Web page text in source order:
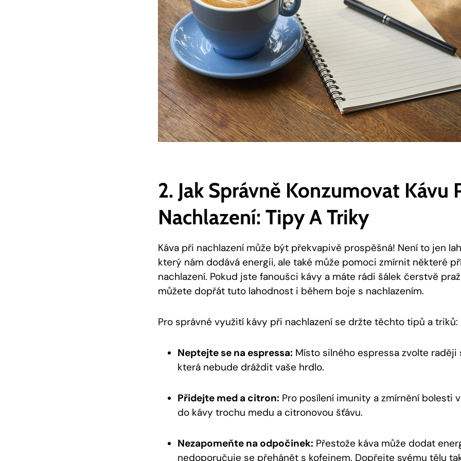
2. Jak Správně Konzumovat Kávu
Nachlazení: Tipy A Triky
Káva při nachlazení může být překvapivě prospěšná! Není to jen
který nám dodává energii, ale také může pomoci zmírnit některé
nachlazení. Pokud jste fanoušci kávy a máte rádi šálek čerstvě
můžete dopřát tuto lahodnost i během boje s nachlazením.
Pro správné využití kávy při nachlazení se držte těchto tipů a triků:
Neptejte se na espressa: Místo silného espressa zvolte raději
která nebude dráždit vaše hrdlo.
Přidejte med a citron: Pro posílení imunity a zmírnění bolesti
do kávy trochu medu a citronovou šťávu.
Nezapomeňte na odpočinek: Přestože káva může dodat
nedoporučuje se přehánět s kofeinem. Dopřejte svému tělu